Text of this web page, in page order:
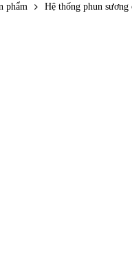
phẩm Hệ thống phun sương